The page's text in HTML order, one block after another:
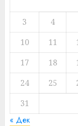
3
4
10
11
17
18
24
25
31
« Дек